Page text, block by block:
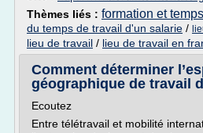
Thèmes liés : formation et
du temps de travail d'un salarie /
lieu de travail / lieu de travail en
Comment déterminer
géographique de travail
Ecoutez
Entre télétravail et mobilité